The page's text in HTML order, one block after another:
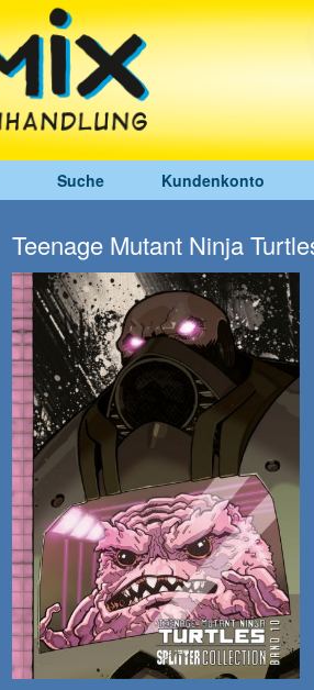
Suche Kundenkonto
Teenage Mutant Ninja